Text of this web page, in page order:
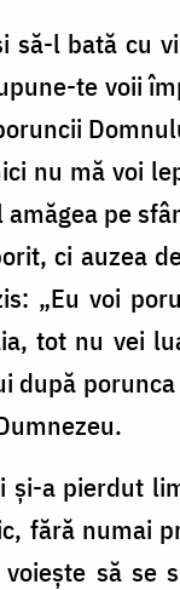
să-l bată cu
te voii
nu mă voi
pe
ci auzea
„Eu voi
tot nu vei
după
a pierdut
fără numai
să se